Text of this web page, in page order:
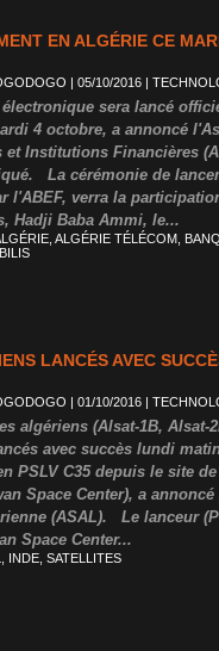
EN ALGÉRIE CE
| 05/10/2016 |
sera lancé
4 octobre, a annoncé
et Institutions Financières
La cérémonie de
l'ABEF, verra la
Hadji Baba Ammi, le...
ALGÉRIE TÉLÉCOM
LANCÉS AVEC
| 01/10/2016 |
algériens (Alsat-1B, Alsat-
avec succès lundi
PSLV C35 depuis le site
Space Center), a
(ASAL). Le lanceur
Space Center...
INDE SATELLITES